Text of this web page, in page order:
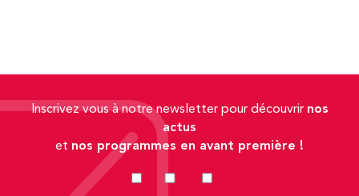
Inscrivez vous à notre newsletter pour découvrir nos
actus
et nos programmes en avant première !